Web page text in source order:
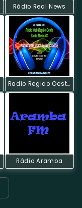
Rádio Real News
Radio Regiao Oeste Santa Maria Rs
Rádio Aramba